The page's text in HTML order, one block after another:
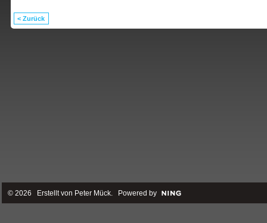
< Zurück
© 2026 Erstellt von Peter Mück. Powered by